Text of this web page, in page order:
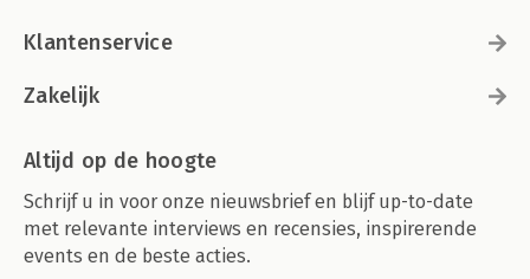
Klantenservice
Zakelijk
Altijd op de hoogte
Schrijf u in voor onze nieuwsbrief en blijf up-to-date
met relevante interviews en recensies, inspirerende
events en de beste acties.